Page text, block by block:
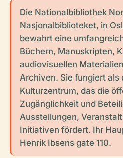
Die Nationalbibliothek
Nasjonalbiblioteket, in
bewahrt eine
Büchern, Manuskripten,
audiovisuellen
Archiven. Sie fungiert als
Kulturzentrum, das die
Zugänglichkeit und
Ausstellungen,
Initiativen fördert. Ihr
Henrik Ibsens gate 110.